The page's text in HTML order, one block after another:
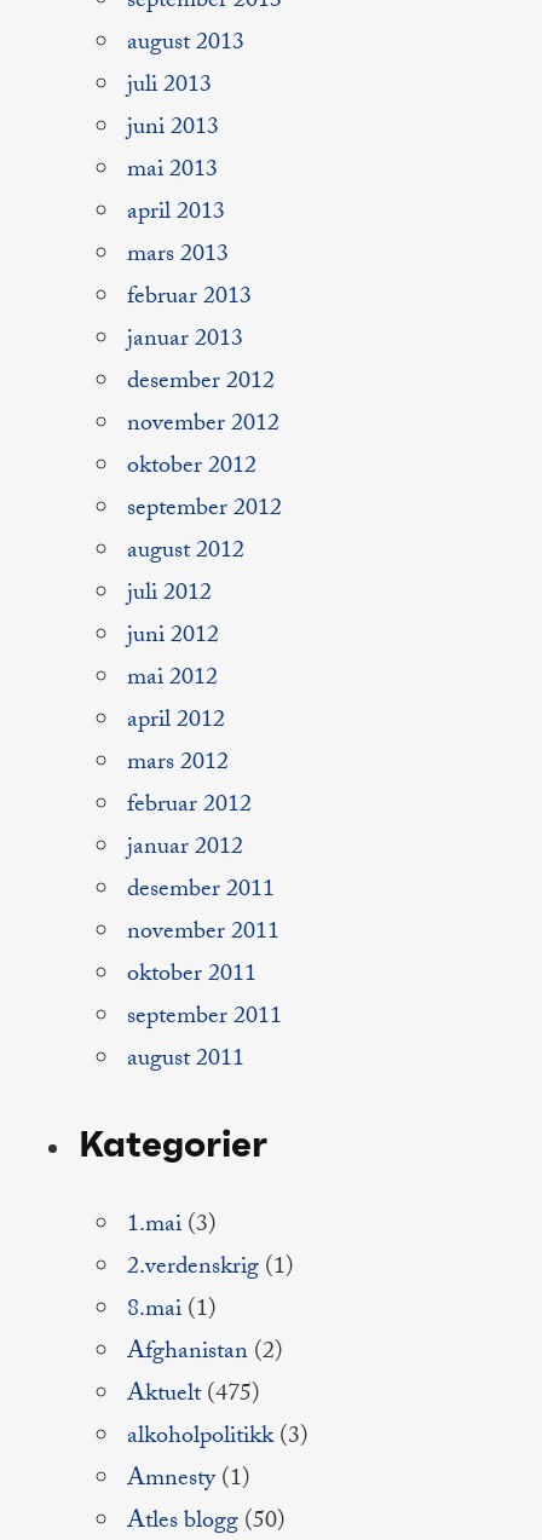
august 2013
juli 2013
juni 2013
mai 2013
april 2013
mars 2013
februar 2013
januar 2013
desember 2012
november 2012
oktober 2012
september 2012
august 2012
juli 2012
juni 2012
mai 2012
april 2012
mars 2012
februar 2012
januar 2012
desember 2011
november 2011
oktober 2011
september 2011
august 2011
Kategorier
1.mai(3)
2.verdenskrig(1)
8.mai(1)
Afghanistan(2)
Aktuelt(475)
alkoholpolitikk(3)
Amnesty(1)
Atles blogg(50)